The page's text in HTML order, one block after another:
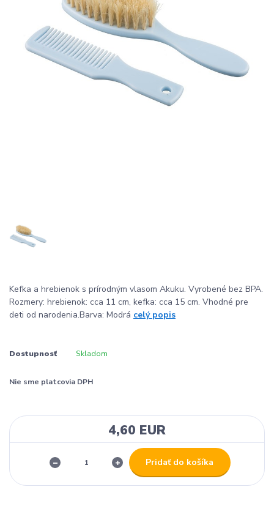
Kefka a hrebienok s prírodným vlasom Akuku. Vyrobené bez BPA.
Rozmery: hrebienok: cca 11 cm, kefka: cca 15 cm. Vhodné pre
deti od narodenia.Barva: Modrá celý popis
Dostupnosť Skladom
Nie sme platcovia DPH
4,60 EUR
Pridať do košíka